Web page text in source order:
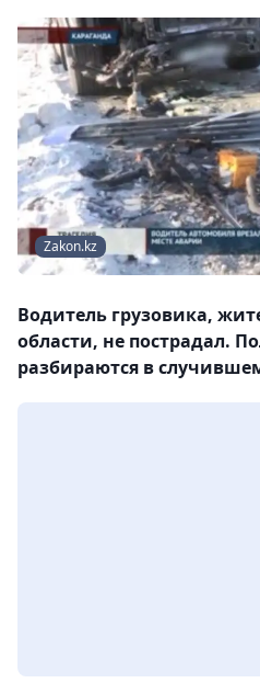
Zakon.kz
Водитель грузовика,
области, не пострадал.
разбираются в